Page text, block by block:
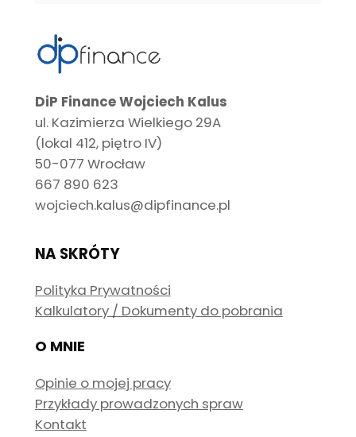
DiP Finance Wojciech Kalus
ul. Kazimierza Wielkiego 29A
(lokal 412, piętro IV)
50-077 Wrocław
667 890 623
wojciech.kalus@dipfinance.pl
NA SKRÓTY
Polityka Prywatności
Kalkulatory / Dokumenty do pobrania
O MNIE
Opinie o mojej pracy
Przykłady prowadzonych spraw
Kontakt